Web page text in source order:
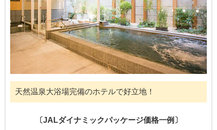
天然温泉大浴場完備のホテルで好立地！
〔JALダイナミックパッケージ価格一例〕